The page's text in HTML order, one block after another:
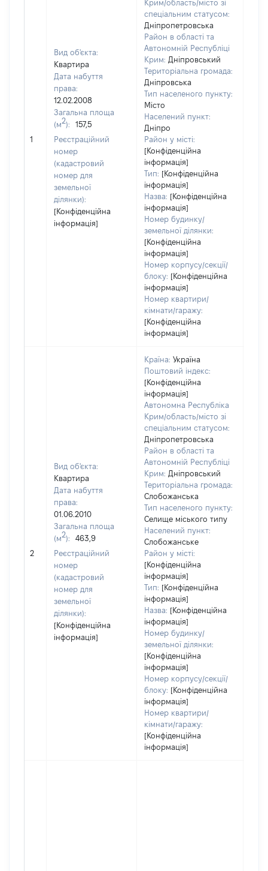
1
Вид об'єкта:
Квартира
Дата набуття
права:
12.02.2008
Загальна площа
(м2):
157,5
Реєстраційний
номер
(кадастровий
номер для
земельної
ділянки):
[Конфіденційна
інформація]
Крим/область/місто зі
спеціальним статусом:
Дніпропетровська
Район в області та
Автономній Республіці
Крим: Дніпровський
Територіальна громада:
Дніпровська
Тип населеного пункту:
Місто
Населений пункт:
Дніпро
Район у місті:
[Конфіденційна
інформація]
Тип: [Конфіденційна
інформація]
Назва: [Конфіденційна
інформація]
Номер будинку/
земельної ділянки:
[Конфіденційна
інформація]
Номер корпусу/секції/
блоку: [Конфіденційна
інформація]
Номер квартири/
кімнати/гаражу:
[Конфіденційна
інформація]
2
Вид об'єкта:
Квартира
Дата набуття
права:
01.06.2010
Загальна площа
(м2):
463,9
Реєстраційний
номер
(кадастровий
номер для
земельної
ділянки):
[Конфіденційна
інформація]
Країна: Україна
Поштовий індекс:
[Конфіденційна
інформація]
Автономна Республіка
Крим/область/місто зі
спеціальним статусом:
Дніпропетровська
Район в області та
Автономній Республіці
Крим: Дніпровський
Територіальна громада:
Слобожанська
Тип населеного пункту:
Селище міського типу
Населений пункт:
Слобожанське
Район у місті:
[Конфіденційна
інформація]
Тип: [Конфіденційна
інформація]
Назва: [Конфіденційна
інформація]
Номер будинку/
земельної ділянки:
[Конфіденційна
інформація]
Номер корпусу/секції/
блоку: [Конфіденційна
інформація]
Номер квартири/
кімнати/гаражу:
[Конфіденційна
інформація]